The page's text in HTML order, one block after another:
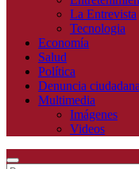
La Entrevista
Tecnologia
Economía
Salud
Política
Denuncia ciudadana
Multimedia
Imágenes
Videos